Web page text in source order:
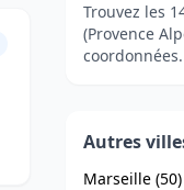
Trouvez les
(Provence
coordonnées.
Autres
Marseille (50)